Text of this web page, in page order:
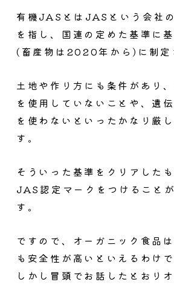
有機JASとはJASという会社
を指し、国連の定めた基準に
(畜産物は2020年から)に制定
土地や作り方にも条件があり
を使用していないことや、遺
を使わないといったかなり厳
す。
そういった基準をクリアした
JAS認定マークをつけること
す。
ですので、オーガニック食品
も安全性が高いといえるわけで
しかし冒頭でお話したとおり